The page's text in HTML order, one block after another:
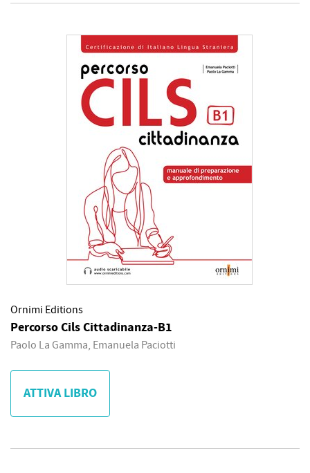
Ornimi Editions
Percorso Cils Cittadinanza-B1
Paolo La Gamma, Emanuela Paciotti
ATTIVA LIBRO